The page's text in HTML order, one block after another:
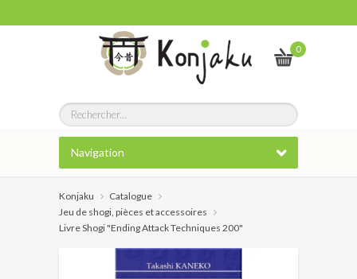
0
Navigation
Konjaku
Catalogue
Jeu de shogi, pièces et accessoires
Livre Shogi "Ending Attack Techniques 200"